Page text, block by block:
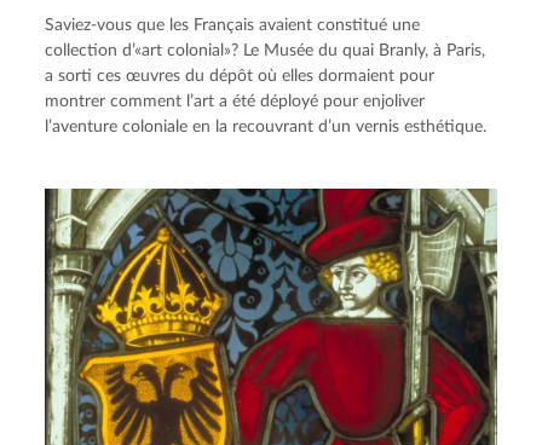
Saviez-vous que les Français avaient constitué une
collection d’«art colonial»? Le Musée du quai Branly, à Paris,
a sorti ces œuvres du dépôt où elles dormaient pour
montrer comment l’art a été déployé pour enjoliver
l’aventure coloniale en la recouvrant d’un vernis esthétique.